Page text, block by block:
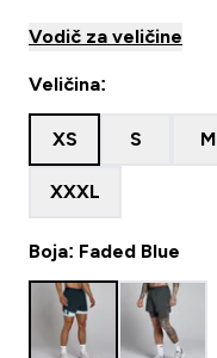
Vodič za veličine
Veličina:
XS S M
XXXL
Boja: Faded Blue